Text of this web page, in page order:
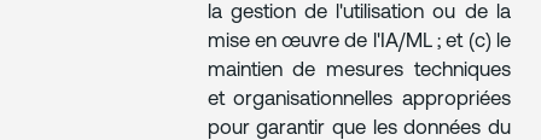
la gestion de l'utilisation ou de la
mise en œuvre de l'IA/ML ; et (c) le
maintien de mesures techniques
et organisationnelles appropriées
pour garantir que les données du